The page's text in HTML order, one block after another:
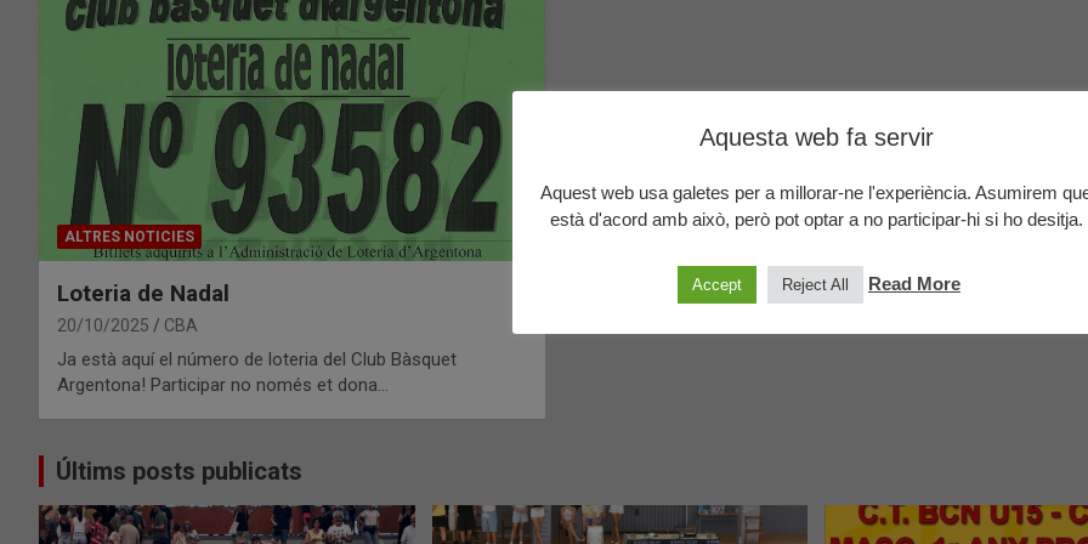
ALTRES NOTICIES
Loteria de Nadal
20/10/2025 CBA
Ja està aquí el número de loteria del Club Bàsquet
Argentona! Participar no només et dona…
Últims posts publicats
Aquesta web fa servir
Aquest web usa galetes per a millorar-ne l'experiència. Asumirem
està d'acord amb això, però pot optar a no participar-hi si ho desitja.
Accept Reject All Read More